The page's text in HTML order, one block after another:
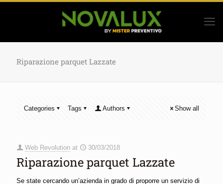
Riparazione parquet Lazzate
Categories Tags Authors Show all
Web Revolution at 30/03/2018
Riparazione parquet Lazzate
Se state cercando un’azienda in grado di proporre un servizio di